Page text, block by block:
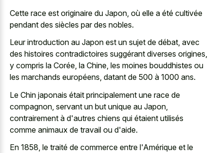
Cette race est originaire du Japon, où elle a été cultivée
pendant des siècles par des nobles.
Leur introduction au Japon est un sujet de débat, avec
des histoires contradictoires suggérant diverses origines,
y compris la Corée, la Chine, les moines bouddhistes ou
les marchands européens, datant de 500 à 1000 ans.
Le Chin japonais était principalement une race de
compagnon, servant un but unique au Japon,
contrairement à d'autres chiens qui étaient utilisés
comme animaux de travail ou d'aide.
En 1858, le traité de commerce entre l'Amérique et le